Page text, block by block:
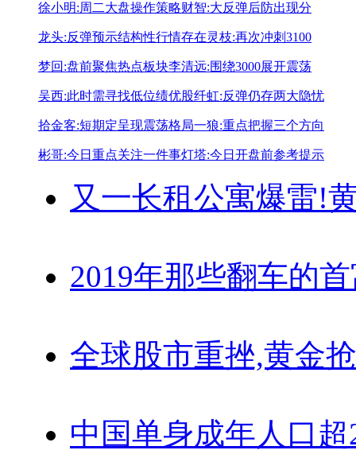
徐小明:周二大盘操作策略财智:大反弹后防出现分
龙头:反弹预示结构性行情存在灵枝:再次冲刺3100
梦回:盘前聚焦热点板块李清远:围绕3000展开震荡
吴西:此时需寻找低位绩优股纤虹:反弹仍存两大隐忧
拾金客:短期定呈现震荡格局一狼:重点把握三个方向
彬哥:今日重点关注一件事灯塔:今日开盘前参考提示
又一长租公寓爆雷!
2019年那些翻车的
全球股市重挫,黄金
中国单身成年人口超